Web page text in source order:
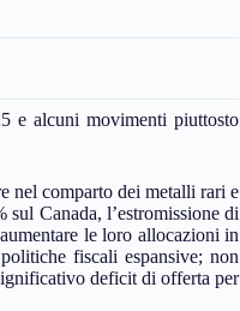
e alcuni movimenti piuttosto
nel comparto dei metalli rari e
Canada, l’estromissione di
le loro allocazioni in
fiscali espansive; non
deficit di offerta per